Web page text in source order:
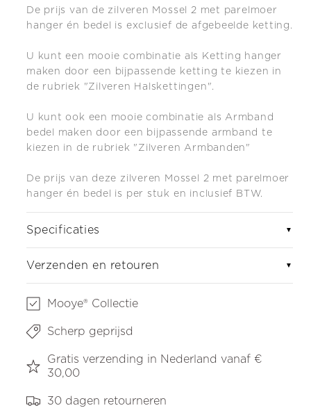
De prijs van de zilveren Mossel 2 met parelmoer
hanger én bedel is exclusief de afgebeelde ketting.
U kunt een mooie combinatie als Ketting hanger
maken door een bijpassende ketting te kiezen in
de rubriek "Zilveren Halskettingen".
U kunt ook een mooie combinatie als Armband
bedel maken do or een bijpassende armband te
kiezen in de rubriek "Zilveren Armbanden"
De prijs van deze zilveren Mossel 2 met parelmoer
hanger én bedel is per stuk en inclusief BTW.
Specificaties ▼
Verzenden en retouren ▼
Mooye® Collectie
Scherp geprijsd
Gratis verzending in Nederland vanaf €
30,00
30 dagen retourneren